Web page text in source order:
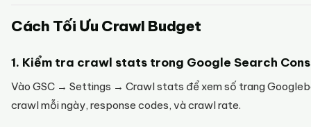
Cách Tối Ưu Crawl Budget
1. Kiểm tra crawl stats trong Google Search
Vào GSC → Settings → Crawl stats để xem số trang
crawl mỗi ngày, response codes, và crawl rate.